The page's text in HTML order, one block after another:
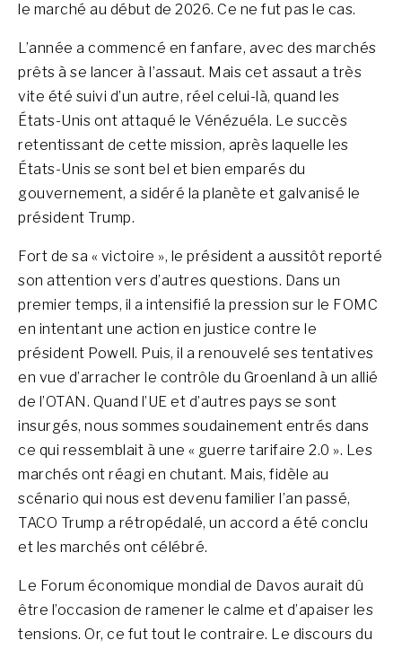
le marché au début de 2026. Ce ne fut pas le cas.
L’année a commencé en fanfare, avec des marchés
prêts à se lancer à l’assaut. Mais cet assaut a très
vite été suivi d’un autre, réel celui-là, quand les
États-Unis ont attaqué le Vénézuéla. Le succès
retentissant de cette mission, après laquelle les
États-Unis se sont bel et bien emparés du
gouvernement, a sidéré la planète et galvanisé le
président Trump.
Fort de sa « victoire », le président a aussitôt reporté
son attention vers d’autres questions. Dans un
premier temps, il a intensifié la pression sur le FOMC
en intentant une action en justice contre le
président Powell. Puis, il a renouvelé ses tentatives
en vue d’arracher le contrôle du Groenland à un allié
de l’OTAN. Quand l’UE et d’autres pays se sont
insurgés, nous sommes soudainement entrés dans
ce qui ressemblait à une « guerre tarifaire 2.0 ». Les
marchés ont réagi en chutant. Mais, fidèle au
scénario qui nous est devenu familier l’an passé,
TACO Trump a rétropédalé, un accord a été conclu
et les marchés ont célébré.
Le Forum économique mondial de Davos aurait dû
être l’occasion de ramener le calme et d’apaiser les
tensions. Or, ce fut tout le contraire. Le discours du